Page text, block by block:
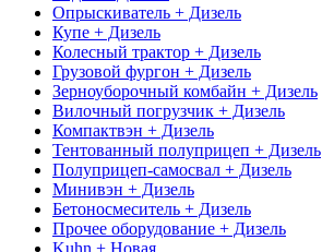
Опрыскиватель + Дизель
Купе + Дизель
Колесный трактор + Дизель
Грузовой фургон + Дизель
Зерноуборочный комбайн + Дизель
Вилочный погрузчик + Дизель
Компактвэн + Дизель
Тентованный полуприцеп + Дизель
Полуприцеп-самосвал + Дизель
Минивэн + Дизель
Бетоносмеситель + Дизель
Прочее оборудование + Дизель
Kuhn + Новая